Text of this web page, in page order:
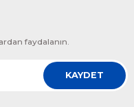
faydalanın.
KAYDET